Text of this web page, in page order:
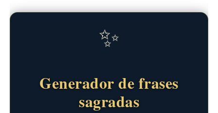
✨
Generador de frases
sagradas